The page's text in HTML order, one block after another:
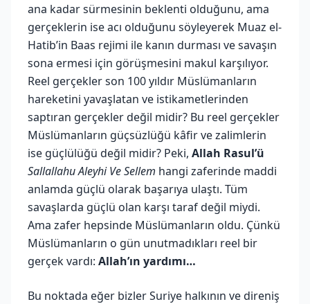
ana kadar sürmesinin beklenti olduğunu, ama
gerçeklerin ise acı olduğunu söyleyerek Muaz el-
Hatib’in Baas rejimi ile kanın durması ve savaşın
sona ermesi için görüşmesini makul karşılıyor.
Reel gerçekler son 100 yıldır Müslümanların
hareketini yavaşlatan ve istikametlerinden
saptıran gerçekler değil midir? Bu reel gerçekler
Müslümanların güçsüzlüğü kâfir ve zalimlerin
ise güçlülüğü değil midir? Peki, Allah Rasul’ü
Sallallahu Aleyhi Ve Sellem hangi zaferinde maddi
anlamda güçlü olarak başarıya ulaştı. Tüm
savaşlarda güçlü olan karşı taraf değil miydi.
Ama zafer hepsinde Müslümanların oldu. Çünkü
Müslümanların o gün unutmadıkları reel bir
gerçek vardı: Allah’ın yardımı…
Bu noktada eğer bizler Suriye halkının ve direniş